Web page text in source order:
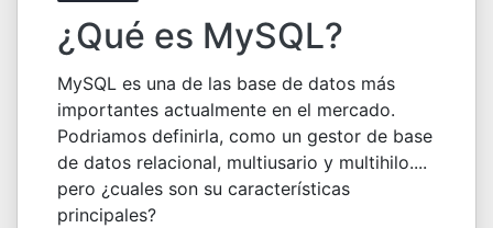
¿Qué es MySQL?
MySQL es una de las base de datos más
importantes actualmente en el mercado.
Podriamos definirla, como un gestor de base
de datos relacional, multiusario y multihilo....
pero ¿cuales son su características
principales?